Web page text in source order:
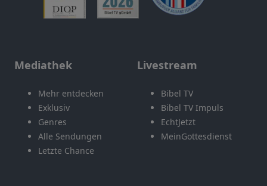
Mediathek
Mehr entdecken
Exklusiv
Genres
Alle Sendungen
Letzte Chance
Livestream
Bibel TV
Bibel TV Impuls
EchtJetzt
MeinGottesdienst